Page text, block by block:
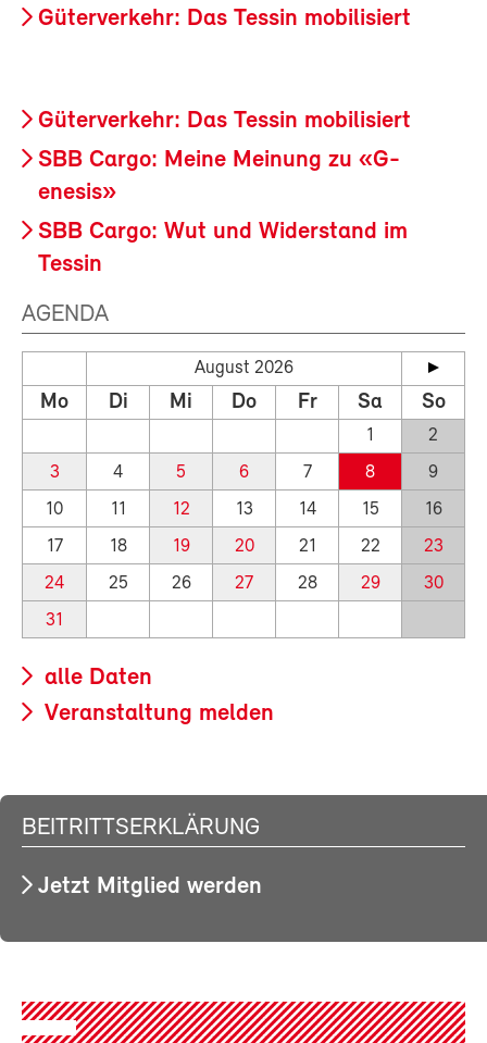
Güterverkehr: Das Tessin mobilisiert
Güterverkehr: Das Tessin mobilisiert
SBB Cargo: Meine Meinung zu «G-
enesis»
SBB Cargo: Wut und Widerstand im
Tessin
AGENDA
August 2026
Mo Di Mi Do Fr Sa So
1
2
3
4 5 6 7 8
9
10
11 12 13 14 15
16
17
18 19 20 21 22
23
24
25 26 27 28 29
30
31
alle Daten
Veranstaltung melden
BEITRITTSERKLÄRUNG
Jetzt Mitglied werden